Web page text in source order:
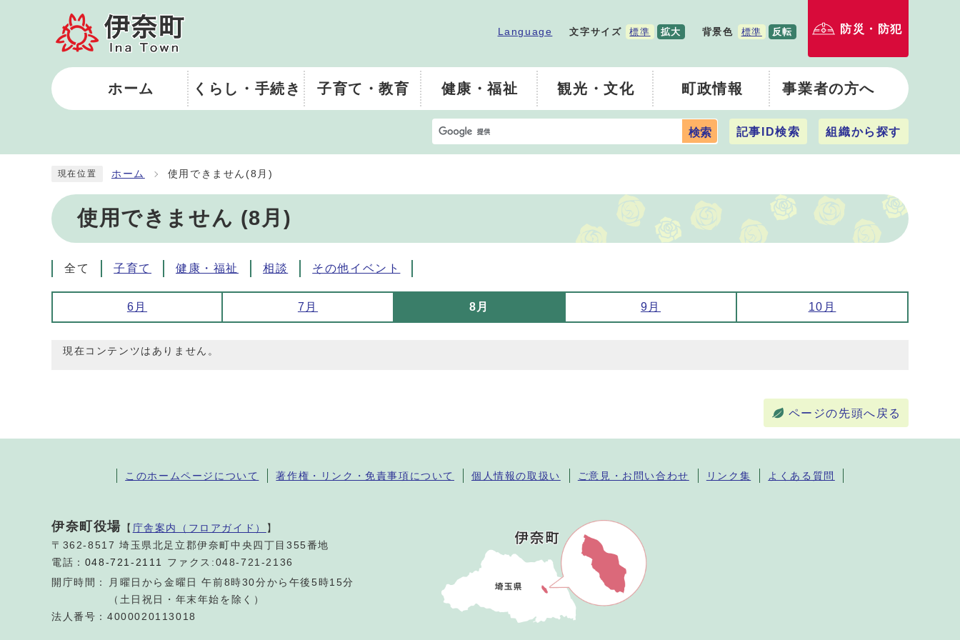
Language 文字サイズ 標準 拡大 背景色 標準 反転 防災・防犯
ホーム くらし・手続き 子育て・教育 健康・福祉 観光・文化 町政情報 事業者の方へ
検索 記事ID検索 組織から探す
現在位置 ホーム 使用できません(8月)
使用できません (8月)
全て 子育て 健康・福祉 相談 その他イベント
6月 7月 8月 9月 10月
現在コンテンツはありません。
ページの先頭へ戻る
このホームページについて 著作権・リンク・免責事項について 個人情報の取扱い ご意見・お問い合わせ リンク集 よくある質問
伊奈町役場 【 庁舎案内（フロアガイド） 】
〒362-8517 埼玉県北足立郡伊奈町中央四丁目355番地
電話： 048-721-2111
ファクス:048-721-2136
開庁時間：
月曜日から金曜日 午前8時30分から午後5時15分
（土日祝日・年末年始を除く）
法人番号：4000020113018